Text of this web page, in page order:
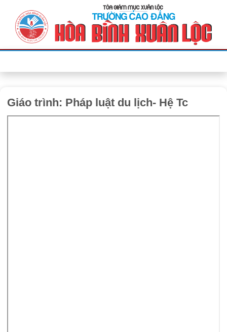
Giáo trình: Pháp luật du lịch- Hệ Tc